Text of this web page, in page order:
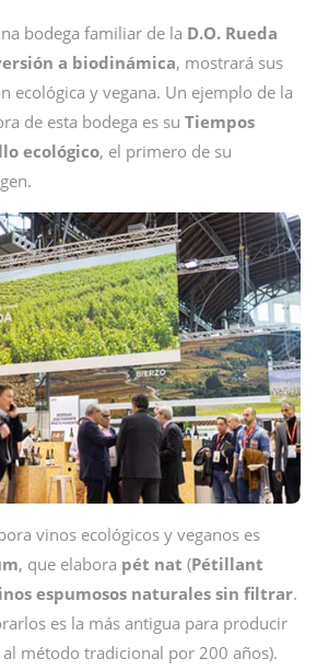
bodega familiar de la D.O. Rueda
a biodinámica, mostrará sus
ecológica y vegana. Un ejemplo de la
de esta bodega es su Tiempos
ecológico, el primero de su
vinos ecológicos y veganos es
, que elabora pét nat (Pétillant
espumosos naturales sin filtrar.
es la más antigua para producir
método tradicional por 200 años).